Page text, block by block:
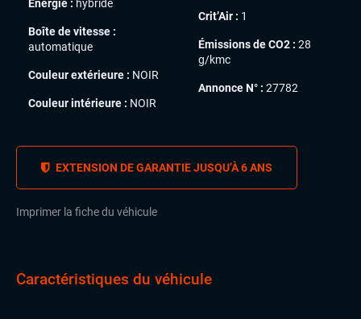
Énergie : hybride
Boîte de vitesse :
automatique
Couleur extérieure : NOIR
Couleur intérieure : NOIR
Crit’Air : 1
Émissions de CO2 : 28
g/kmc
Annonce N° : 27782
EXTENSION DE GARANTIE JUSQU’À 6 ANS
Imprimer la fiche du véhicule
Caractéristiques du véhicule